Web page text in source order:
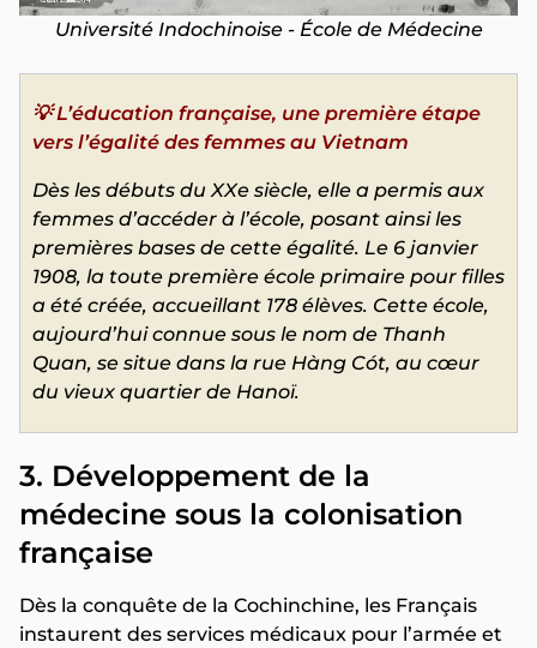
Université Indochinoise - École de Médecine
💡 L’éducation française, une première étape
vers l’égalité des femmes au Vietnam
Dès les débuts du XXe siècle, elle a permis aux
femmes d’accéder à l’école, posant ainsi les
premières bases de cette égalité. Le 6 janvier
1908, la toute première école primaire pour filles
a été créée, accueillant 178 élèves. Cette école,
aujourd’hui connue sous le nom de Thanh
Quan, se situe dans la rue Hàng Cót, au cœur
du vieux quartier de Hanoï.
3. Développement de la
médecine sous la colonisation
française
Dès la conquête de la Cochinchine, les Français
instaurent des services médicaux pour l’armée et